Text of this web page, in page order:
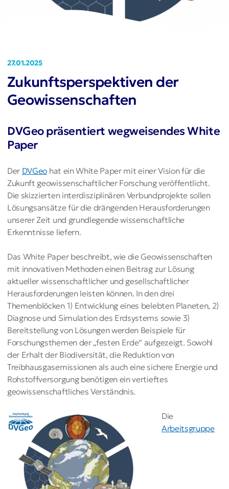
27.01.2025
Zukunftsperspektiven der
Geowissenschaften
DVGeo präsentiert wegweisendes White
Paper
Der DVGeo hat ein White Paper mit einer Vision für die
Zukunft geowissenschaftlicher Forschung veröffentlicht.
Die skizzierten interdisziplinären Verbundprojekte sollen
Lösungsansätze für die drängenden Herausforderungen
unserer Zeit und grundlegende wissenschaftliche
Erkenntnisse liefern.
Das White Paper beschreibt, wie die Geowissenschaften
mit innovativen Methoden einen Beitrag zur Lösung
aktueller wissenschaftlicher und gesellschaftlicher
Herausforderungen leisten können. In den drei
Themenblöcken 1) Entwicklung eines belebten Planeten, 2)
Diagnose und Simulation des Erdsystems sowie 3)
Bereitstellung von Lösungen werden Beispiele für
Forschungsthemen der „festen Erde“ aufgezeigt. Sowohl
der Erhalt der Biodiversität, die Reduktion von
Treibhausgasemissionen als auch eine sichere Energie und
Rohstoffversorgung benötigen ein vertieftes
geowissenschaftliches Verständnis.
Die
Arbeitsgruppe